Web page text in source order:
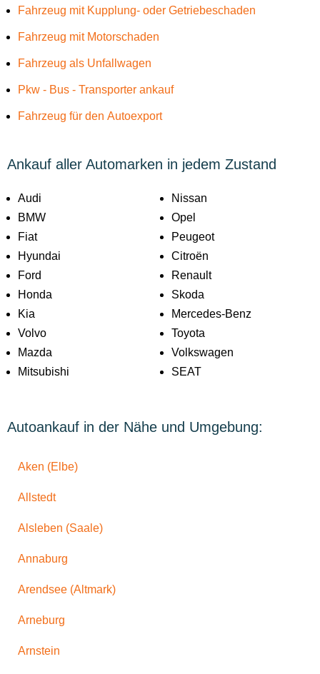
Fahrzeug mit Kupplung- oder Getriebeschaden
Fahrzeug mit Motorschaden
Fahrzeug als Unfallwagen
Pkw - Bus - Transporter ankauf
Fahrzeug für den Autoexport
Ankauf aller Automarken in jedem Zustand
Audi
BMW
Fiat
Hyundai
Ford
Honda
Kia
Volvo
Mazda
Mitsubishi
Nissan
Opel
Peugeot
Citroën
Renault
Skoda
Mercedes-Benz
Toyota
Volkswagen
SEAT
Autoankauf in der Nähe und Umgebung:
Aken (Elbe)
Allstedt
Alsleben (Saale)
Annaburg
Arendsee (Altmark)
Arneburg
Arnstein